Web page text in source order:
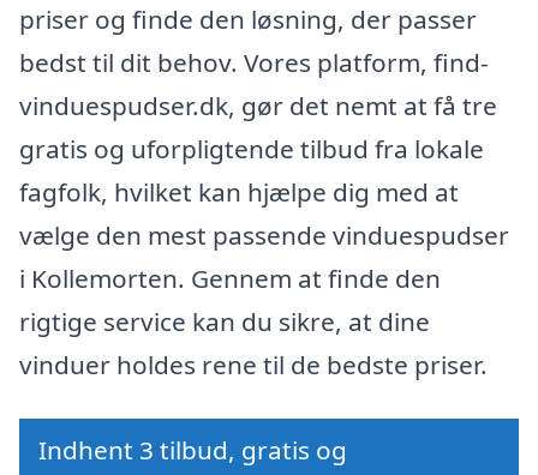
priser og finde den løsning, der passer
bedst til dit behov. Vores platform, find-
vinduespudser.dk, gør det nemt at få tre
gratis og uforpligtende tilbud fra lokale
fagfolk, hvilket kan hjælpe dig med at
vælge den mest passende vinduespudser
i Kollemorten. Gennem at finde den
rigtige service kan du sikre, at dine
vinduer holdes rene til de bedste priser.
Indhent 3 tilbud, gratis og